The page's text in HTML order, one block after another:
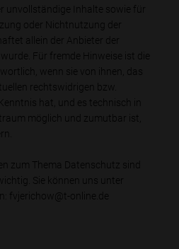
unvollständige Inhalte sowie für
oder Nichtnutzung der
allein der Anbieter der
Für fremde Hinweise ist die
wenn sie von ihnen, das
rechtswidrigen bzw.
hat, und es technisch in
möglich und zumutbar ist,
zum Thema Datenschutz sind
Sie können uns unter
fvjerichow@t-online.de